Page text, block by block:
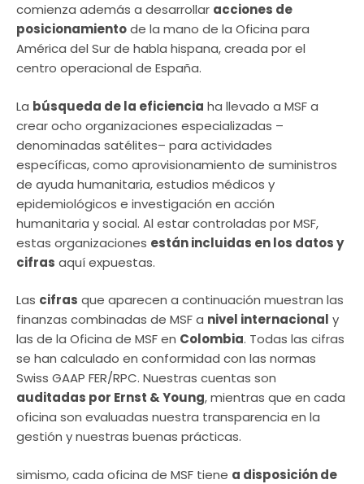
comienza además a desarrollar acciones de
posicionamientode la mano de la Oficina para
América del Sur de habla hispana, creada por el
centro operacional de España.
La búsqueda de la eficiencia ha llevado a MSF a
crear ocho organizaciones especializadas –
denominadas satélites– para actividades
específicas, como aprovisionamiento de suministros
de ayuda humanitaria, estudios médicos y
epidemiológicos e investigación en acción
humanitaria y social. Al estar controladas por MSF,
estas organizaciones están incluidas en los datos y
cifras aquí expuestas.
Las cifras que aparecen a continuación muestran las
finanzas combinadas de MSF a nivel internacional y
las de la Oficina de MSF en Colombia. Todas las cifras
se han calculado en conformidad con las normas
Swiss GAAP FER/RPC. Nuestras cuentas son
auditadas por Ernst & Young, mientras que en cada
oficina son evaluadas nuestra transparencia en la
gestión y nuestras buenas prácticas.
simismo, cada oficina de MSF tiene a disposición de